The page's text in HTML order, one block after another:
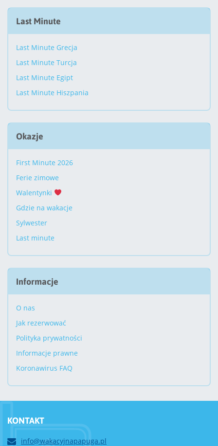
Last Minute
Last Minute Grecja
Last Minute Turcja
Last Minute Egipt
Last Minute Hiszpania
Okazje
First Minute 2026
Ferie zimowe
Walentynki
Gdzie na wakacje
Sylwester
Last minute
Informacje
O nas
Jak rezerwować
Polityka prywatności
Informacje prawne
Koronawirus FAQ
KONTAKT
info@wakacyjnapapuga.pl